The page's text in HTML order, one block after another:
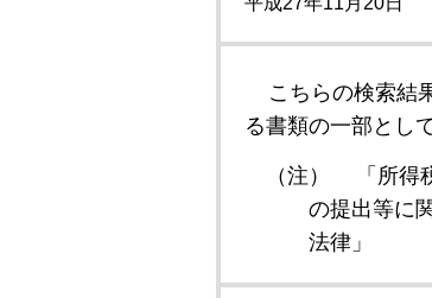
こちらの検索結
る書類の一部とし
（注）
「所
の提出等に
法律」